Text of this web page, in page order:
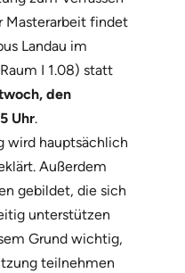
Masterarbeit findet
Landau im
I 1.08) statt
den
Uhr.
wird hauptsächlich
Außerdem
gebildet, die sich
unterstützen
Grund wichtig,
teilnehmen